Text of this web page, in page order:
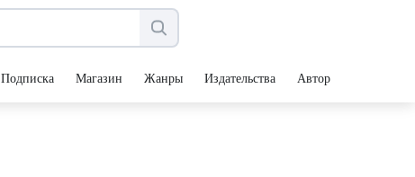
Подписка Магазин Жанры Издательства Авторы